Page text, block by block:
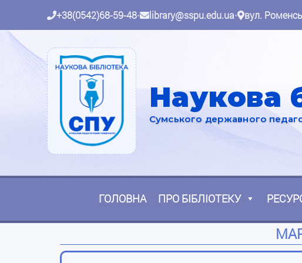
+38(0542)68-59-48• library@sspu.edu.ua• вул.
Наукова
Сумського державного
ГОЛОВНА ПРО БІБЛІОТЕКУ